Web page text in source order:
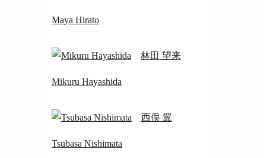
Maya Hirato
林田 望来
Mikuru Hayashida
西俣 翼
Tsubasa Nishimata